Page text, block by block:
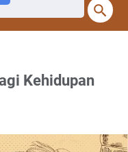
Kehidupan